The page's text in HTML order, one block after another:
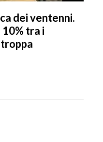
dei ventenni.
tra i